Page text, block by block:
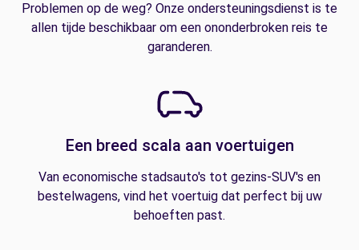
Problemen op de weg? Onze ondersteuningsdienst is te
allen tijde beschikbaar om een ononderbroken reis te
garanderen.
Een breed scala aan voertuigen
Van economische stadsauto's tot gezins-SUV's en
bestelwagens, vind het voertuig dat perfect bij uw
behoeften past.